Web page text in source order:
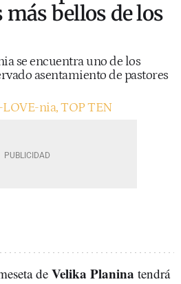
más bellos de los
se encuentra uno de los
asentamiento de pastores
LOVE-nia, TOP TEN
deVelika Planina tendrá